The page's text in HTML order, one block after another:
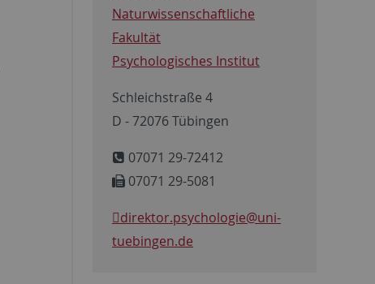
Naturwissenschaftliche
Fakultät
Psychologisches Institut
Schleichstraße 4
D - 72076 Tübingen
07071 29-72412
07071 29-5081
direktor.psychologie@uni-
tuebingen.de